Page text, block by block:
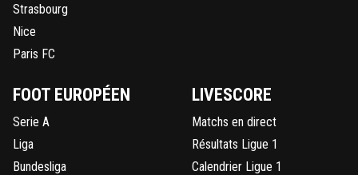
Strasbourg
Nice
Paris FC
FOOT EUROPÉEN
Serie A
Liga
Bundesliga
LIVESCORE
Matchs en direct
Résultats Ligue 1
Calendrier Ligue 1